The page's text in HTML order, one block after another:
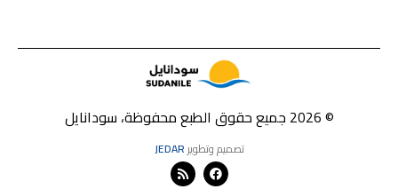
© 2026 جميع حقوق الطبع محفوظة، سودانايل
تصميم وتطويرJEDAR